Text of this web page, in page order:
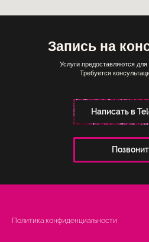
Написать в
Запись на
Услуги предоставляются
Требуется
Политика конфиденциальности